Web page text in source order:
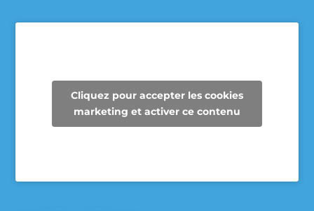
Voici le beau résultat de la collecte d’aujourd’hui !
Un immense merci à tous les parents qui ont
participé et contribué à faire une différence pour
les élèves et pour notre communauté.
Cliquez pour accepter les cookies
marketing et activer ce contenu